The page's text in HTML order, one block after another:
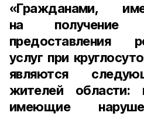
«Гражданами,
на получение
предоставления
услуг при
являются
жителей области:
имеющие